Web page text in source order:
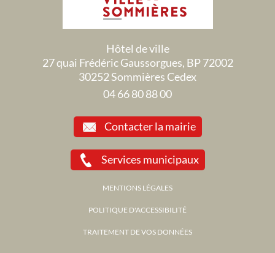
Hôtel de ville
27 quai Frédéric Gaussorgues, BP 72002
30252 Sommières Cedex
04 66 80 88 00
Contacter la mairie
Services municipaux
MENTIONS LÉGALES
POLITIQUE D'ACCESSIBILITÉ
TRAITEMENT DE VOS DONNÉES